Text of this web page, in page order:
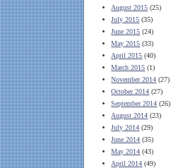
August 2015 (25)
July 2015 (35)
June 2015 (24)
May 2015 (33)
April 2015 (40)
March 2015 (1)
November 2014 (27)
October 2014 (27)
September 2014 (26)
August 2014 (23)
July 2014 (29)
June 2014 (35)
May 2014 (43)
April 2014 (49)